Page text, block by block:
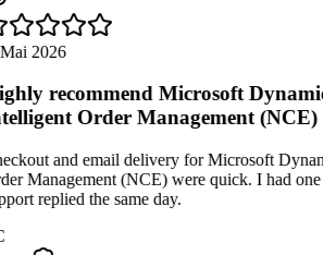
2026
recommend Microsoft
Order Management (NCE)
and email delivery for Microsoft
Management (NCE) were quick. I had one
replied the same day.